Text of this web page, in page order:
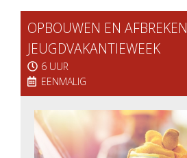
OPBOUWEN EN AFBREKEN
JEUGDVAKANTIEWEEK
6 UUR
EENMALIG